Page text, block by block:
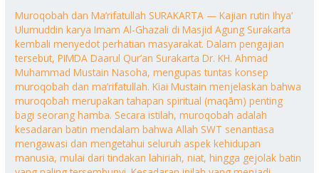
Muroqobah dan Ma’rifatullah SURAKARTA — Kajian rutin Ihya’
Ulumuddin karya Imam Al-Ghazali di Masjid Agung Surakarta
kembali menyedot perhatian masyarakat. Dalam pengajian
tersebut, PIMDA Daarul Qur’an Surakarta Dr. KH. Ahmad
Muhammad Mustain Nasoha, mengupas tuntas konsep
muroqobah dan ma’rifatullah. Kiai Mustain menjelaskan bahwa
muroqobah merupakan tahapan spiritual (maqām) penting
bagi seorang hamba. Secara istilah, muroqobah adalah
kesadaran batin mendalam bahwa Allah SWT senantiasa
mengawasi dan mengetahui seluruh aspek kehidupan
manusia, mulai dari tindakan lahiriah, niat, hingga gejolak batin